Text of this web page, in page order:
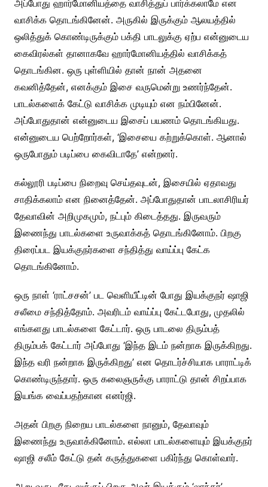
அப்போது ஹார்மோனியத்தை வாசித்துப் பார்க்கலாமே என
வாசிக்க தொடங்கினேன். அருகில் இருக்கும் ஆலயத்தில்
ஒலித்துக் கொண்டிருக்கும் பக்தி பாடலுக்கு ஏற்ப என்னுடைய
கைவிரல்கள் தானாகவே ஹார்மோனியத்தில் வாசிக்கத்
தொடங்கின. ஒரு புள்ளியில் தான் நான் அதனை
கவனித்தேன், எனக்கும் இசை வருமென்று உணர்ந்தேன்.‌
பாடல்களைக் கேட்டு வாசிக்க முடியும் என நம்பினேன்.
அப்போதுதான் என்னுடைய இசைப் பயணம் தொடங்கியது.
என்னுடைய பெற்றோர்கள், ‘இசையை கற்றுக்கொள். ஆனால்
ஒருபோதும் படிப்பை கைவிடாதே’ என்றனர்.
கல்லூரி படிப்பை நிறைவு செய்தவுடன், இசையில் ஏதாவது
சாதிக்கலாம் என நினைத்தேன். அப்போதுதான் பாடலாசிரியர்
தேவாவின் அறிமுகமும், நட்பும் கிடைத்தது. இருவரும்
இணைந்து பாடல்களை உருவாக்கத் தொடங்கினோம். பிறகு
திரைப்பட இயக்குநர்களை சந்தித்து வாய்ப்பு கேட்க
தொடங்கினோம்.
ஒரு நாள் ‘ராட்சசன்’ பட வெளியீட்டின் போது இயக்குநர் ஷாஜி
சலீமை சந்தித்தோம். அவரிடம் வாய்ப்பு கேட்டபோது, முதலில்
எங்களது பாடல்களை கேட்டார். ஒரு பாடலை திரும்பத்
திரும்பக் கேட்டார் அப்போது ‘இந்த இடம் நன்றாக இருக்கிறது.
இந்த வரி நன்றாக இருக்கிறது’ என தொடர்ச்சியாக பாராட்டிக்
கொண்டிருந்தார். ஒரு கலைஞருக்கு பாராட்டு தான் சிறப்பாக
இயங்க வைப்பதற்கான எனர்ஜி.
அதன் பிறகு நிறைய பாடல்களை நானும், தேவாவும்
இணைந்து உருவாக்கினோம். எல்லா பாடல்களையும் இயக்குநர்
ஷாஜி சலீம் கேட்டு தன் கருத்துகளை பகிர்ந்து கொள்வார்.